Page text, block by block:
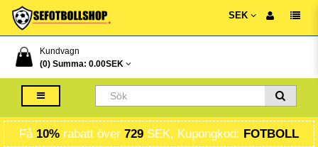
SEK
Kundvagn
(0) Summa: 0.00SEK
Få 10% rabatt över 729 SEK, Kupongkod: FOTBOLL